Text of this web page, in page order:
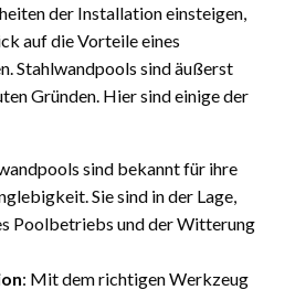
der Installation einsteigen,
auf die Vorteile eines
Stahlwandpools sind äußerst
Gründen. Hier sind einige der
sind bekannt für ihre
Sie sind in der Lage,
Poolbetriebs und der Witterung
: Mit dem richtigen Werkzeug